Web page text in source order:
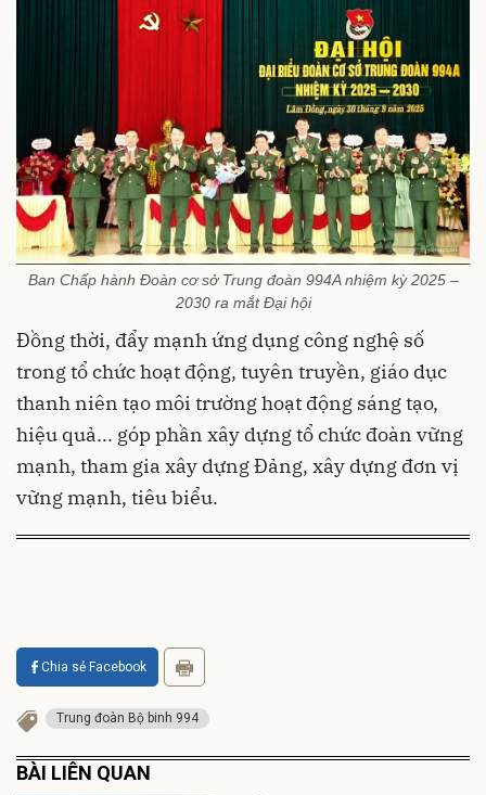
Ban Chấp hành Đoàn cơ sở Trung đoàn 994A nhiệm kỳ 2025 –
2030 ra mắt Đại hội
Đồng thời, đẩy mạnh ứng dụng công nghệ số
trong tổ chức hoạt động, tuyên truyền, giáo dục
thanh niên tạo môi trường hoạt động sáng tạo,
hiệu quả... góp phần xây dựng tổ chức đoàn vững
mạnh, tham gia xây dựng Đảng, xây dựng đơn vị
vững mạnh, tiêu biểu.
Chia sẻ Facebook
Trung đoàn Bộ binh 994
BÀI LIÊN QUAN